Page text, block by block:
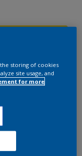
the storing of cookies
site usage, and
for more